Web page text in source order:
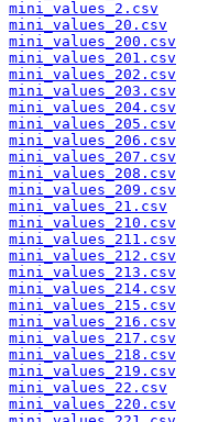
mini_values_2.csv
mini_values_20.csv
mini_values_200.csv
mini_values_201.csv
mini_values_202.csv
mini_values_203.csv
mini_values_204.csv
mini_values_205.csv
mini_values_206.csv
mini_values_207.csv
mini_values_208.csv
mini_values_209.csv
mini_values_21.csv
mini_values_210.csv
mini_values_211.csv
mini_values_212.csv
mini_values_213.csv
mini_values_214.csv
mini_values_215.csv
mini_values_216.csv
mini_values_217.csv
mini_values_218.csv
mini_values_219.csv
mini_values_22.csv
mini_values_220.csv